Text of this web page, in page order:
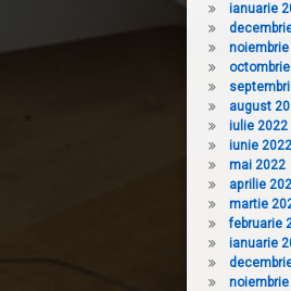
ianuarie
august
iulie 2022
iunie 2022
mai 2022
aprilie
martie
februarie
ianuarie
noiembrie